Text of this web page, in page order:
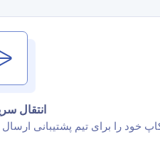
انتقال
خود را برای تیم پشتیبانی